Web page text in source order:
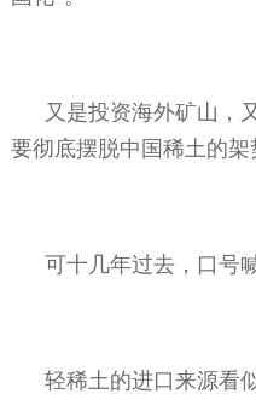
又是投资海外矿山，
要彻底摆脱中国稀土的架
可十几年过去，口号
轻稀土的进口来源看